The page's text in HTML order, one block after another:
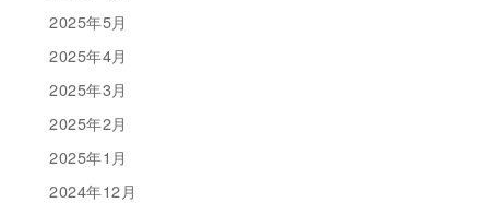
2025年5月
2025年4月
2025年3月
2025年2月
2025年1月
2024年12月